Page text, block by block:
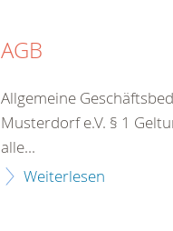
AGB
Allgemeine
Musterdorf e.V. § 1
alle...
Weiterlesen